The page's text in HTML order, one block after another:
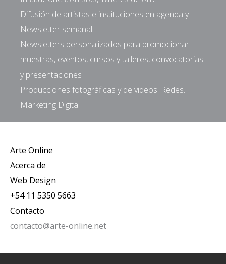
Difusión de artistas e instituciones en agenda y
Newsletter semanal
Newsletters personalizados para promocionar
muestras, eventos, cursos y talleres, convocatorias
y presentaciones
Producciones fotográficas y de videos. Redes.
Marketing Digital
Arte Online
Acerca de
Web Design
+54 11 5350 5663
Contacto
contacto@arte-online.net